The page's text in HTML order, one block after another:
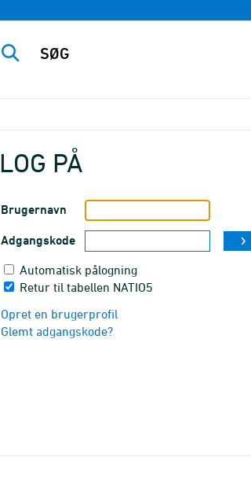
LOG PÅ
Brugernavn
Adgangskode
Automatisk pålogning
Retur til tabellen NATIO5
Opret en brugerprofil
Glemt adgangskode?